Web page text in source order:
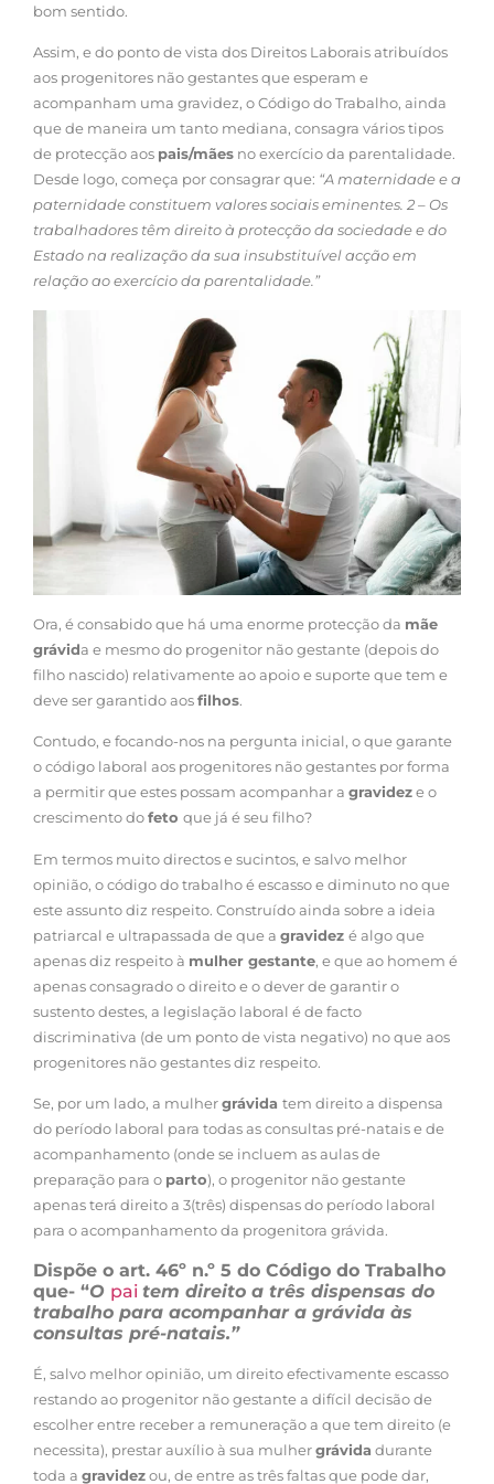
bom sentido.
Assim, e do ponto de vista dos Direitos Laborais atribuídos
aos progenitores não gestantes que esperam e
acompanham uma gravidez, o Código do Trabalho, ainda
que de maneira um tanto mediana, consagra vários tipos
de protecção aos pais/mães no exercício da parentalidade.
Desde logo, começa por consagrar que: “A maternidade e a
paternidade constituem valores sociais eminentes. 2 – Os
trabalhadores têm direito à protecção da sociedade e do
Estado na realização da sua insubstituível acção em
relação ao exercício da parentalidade.”
Ora, é consabido que há uma enorme protecção da mãe
grávida e mesmo do progenitor não gestante (depois do
filho nascido) relativamente ao apoio e suporte que tem e
deve ser garantido aosfilhos.
Contudo, e focando-nos na pergunta inicial, o que garante
o código laboral aos progenitores não gestantes por forma
a permitir que estes possam acompanhar a gravideze o
crescimento dofeto que já é seu filho?
Em termos muito directos e sucintos, e salvo melhor
opinião, o código do trabalho é escasso e diminuto no que
este assunto diz respeito. Construído ainda sobre a ideia
patriarcal e ultrapassada de que a gravidez é algo que
apenas diz respeito à mulher gestante, e que ao homem é
apenas consagrado o direito e o dever de garantir o
sustento destes, a legislação laboral é de facto
discriminativa (de um ponto de vista negativo) no que aos
progenitores não gestantes diz respeito.
Se, por um lado, a mulhergrávida tem direito a dispensa
do período laboral para todas as consultas pré-natais e de
acompanhamento (onde se incluem as aulas de
preparação para o parto), o progenitor não gestante
apenas terá direito a 3(três) dispensas do período laboral
para o acompanhamento da progenitora grávida.
Dispõe o art. 46º n.º 5 do Código do Trabalho
que- “O pai tem direito a três dispensas do
trabalho para acompanhar a grávida às
consultas pré-natais.”
É, salvo melhor opinião, um direito efectivamente escasso
restando ao progenitor não gestante a difícil decisão de
escolher entre receber a remuneração a que tem direito (e
necessita), prestar auxílio à sua mulhergrávida durante
toda a gravidezou, de entre as três faltas que pode dar,